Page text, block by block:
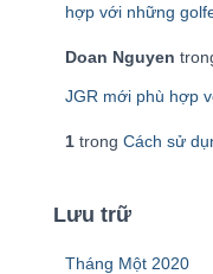
hợp với những
Doan Nguyen
JGR mới phù hợp
1 trong Cách sử
Lưu trữ
Tháng Một 2020